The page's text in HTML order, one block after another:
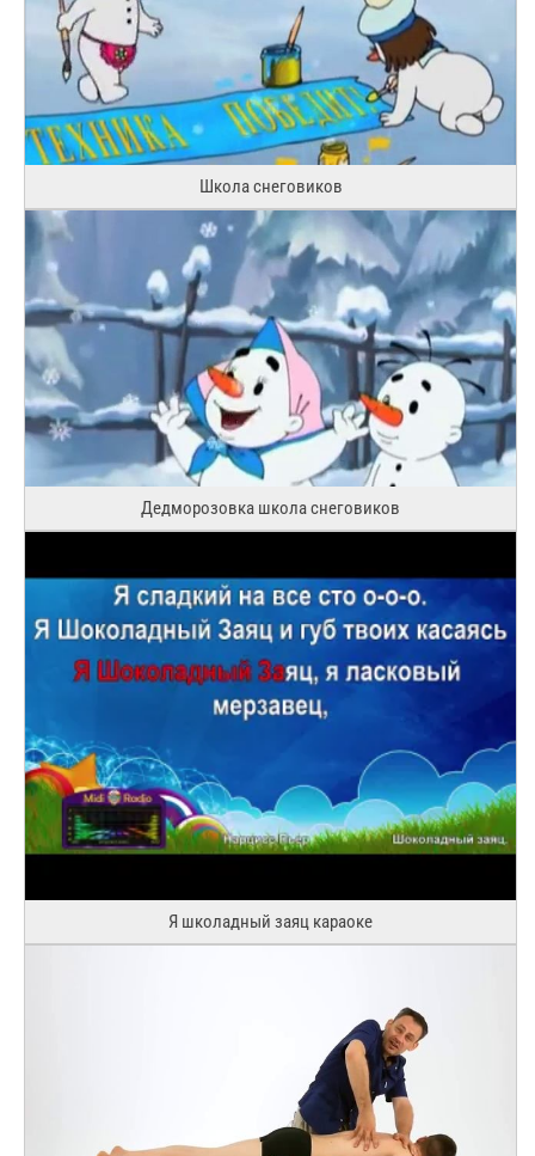
Школа снеговиков
Дедморозовка школа снеговиков
Я школадный заяц караоке